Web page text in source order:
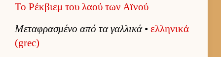
Το Ρέκβιεμ του λαού των Αϊνού
Μεταφρασμένο από τα γαλ­λικά• ελ­ληνικά
(grec)